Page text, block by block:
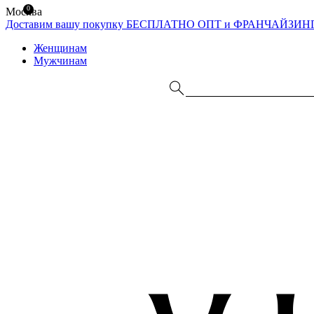
Москва
Доставим вашу покупку БЕСПЛАТНО ОПТ и
Женщинам
Мужчинам
0